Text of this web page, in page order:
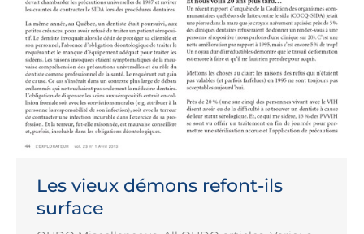
Les vieux démons refont-ils
surface